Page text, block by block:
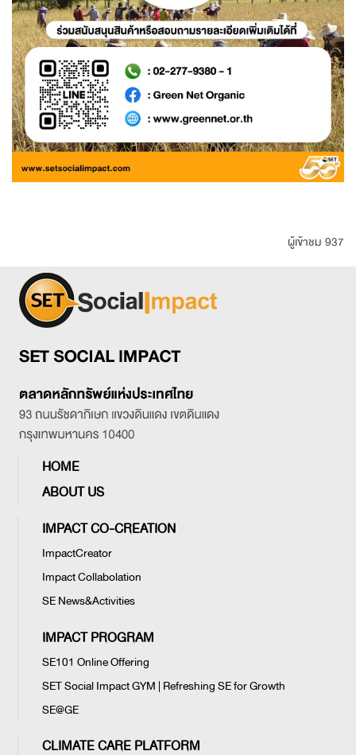
ผู้เข้าชม 937
HOME
ABOUT US
IMPACT CO-CREATION
ImpactCreator
Impact Collabolation
SE News&Activities
IMPACT PROGRAM
SE101 Online Offering
SET Social Impact GYM | Refreshing SE for Growth
SE@GE
CLIMATE CARE PLATFORM